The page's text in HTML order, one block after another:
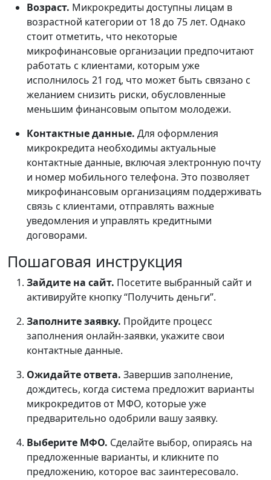
Возраст. Микрокредиты доступны лицам в
возрастной категории от 18 до 75 лет. Однако
стоит отметить, что некоторые
микрофинансовые организации предпочитают
работать с клиентами, которым уже
исполнилось 21 год, что может быть связано с
желанием снизить риски, обусловленные
меньшим финансовым опытом молодежи.
Контактные данные. Для оформления
микрокредита необходимы актуальные
контактные данные, включая электронную почту
и номер мобильного телефона. Это позволяет
микрофинансовым организациям поддерживать
связь с клиентами, отправлять важные
уведомления и управлять кредитными
договорами.
Пошаговая инструкция
Зайдите на сайт. Посетите выбранный сайт и
активируйте кнопку “Получить деньги”.
Заполните заявку. Пройдите процесс
заполнения онлайн-заявки, укажите свои
контактные данные.
Ожидайте ответа. Завершив заполнение,
дождитесь, когда система предложит варианты
микрокредитов от МФО, которые уже
предварительно одобрили вашу заявку.
Выберите МФО. Сделайте выбор, опираясь на
предложенные варианты, и кликните по
предложению, которое вас заинтересовало.